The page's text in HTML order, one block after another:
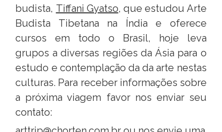
budista, Tiffani Gyatso, que estudou Arte
Budista Tibetana na Índia e oferece
cursos em todo o Brasil, hoje leva
grupos a diversas regiões da Ásia para o
estudo e contemplação da da arte nestas
culturas. Para receber informações sobre
a próxima viagem favor nos enviar seu
contato: